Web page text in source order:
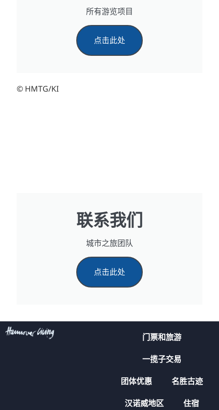
所有游览项目
点击此处
© HMTG/KI
联系我们
城市之旅团队
点击此处
门票和旅游
一揽子交易
团体优惠 名胜古迹
汉诺威地区 住宿